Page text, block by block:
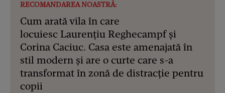
RECOMANDAREA NOASTRĂ:
Cum arată vila în care
locuiesc Laurențiu Reghecampf și
Corina Caciuc. Casa este amenajată în
stil modern și are o curte care s-a
transformat în zonă de distracție pentru
copii